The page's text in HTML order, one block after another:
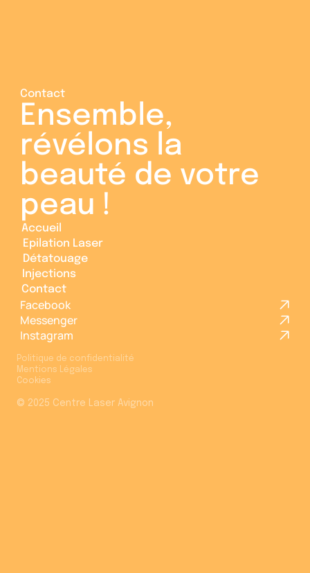
Contact
Ensemble,
révélons la
beauté de votre
peau !
Accueil
Accueil
Epilation Laser
Epilation Laser
Détatouage
Détatouage
Injections
Injections
Contact
Contact
Facebook
Messenger
Instagram
© 2025 Centre Laser Avignon
Politique de confidentialité
Mentions Légales
Cookies